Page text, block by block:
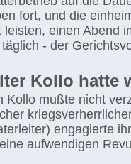
fort, und die
leisten, einen Abend
täglich - der
Kollo hatte
Kollo mußte nicht
engagierte
aufwendigen